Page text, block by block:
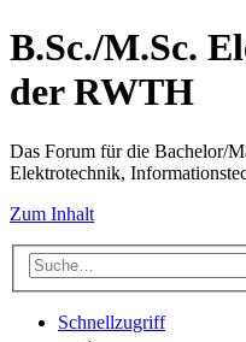
B.Sc./M.Sc.
der RWTH
Das Forum für die Bachelor/
Elektrotechnik,
Zum Inhalt
Schnellzugriff